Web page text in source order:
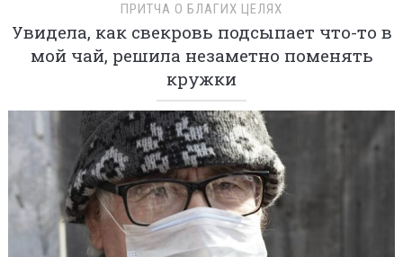
ПРИТЧА О БЛАГИХ ЦЕЛЯХ
Увидела, как свекровь подсыпает что-то в
мой чай, решила незаметно поменять
кружки